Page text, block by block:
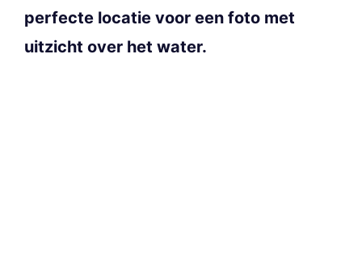
perfecte locatie voor een foto met
uitzicht over het water.